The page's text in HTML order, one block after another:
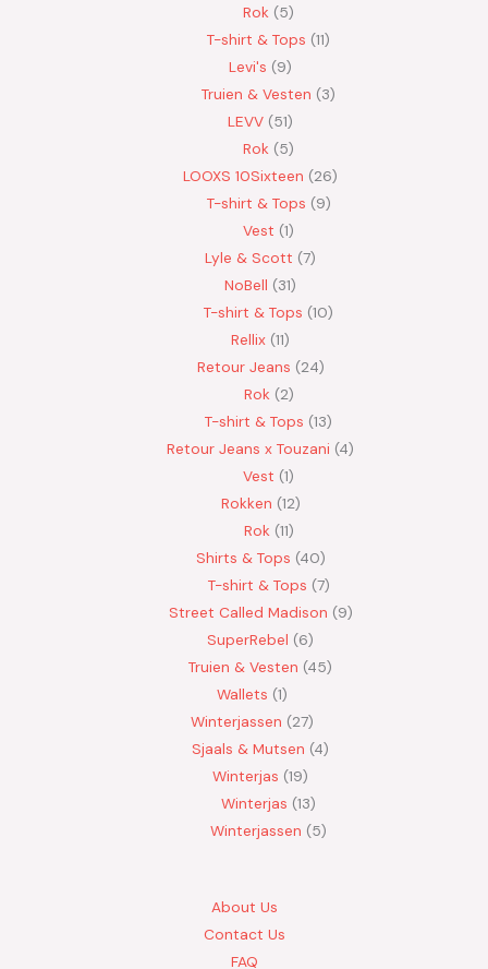
Rok 5
T-shirt & Tops 11
Levi's
9
Truien & Vesten
3
LEVV 51
Rok 5
LOOXS 10Sixteen
26
T-shirt & Tops 9
Vest 1
Lyle & Scott 7
NoBell
31
T-shirt & Tops 10
Rellix 11
Retour Jeans 24
Rok 2
T-shirt & Tops 13
Retour Jeans x Touzani 4
Vest 1
Rokken 12
Rok 11
Shirts & Tops 40
T-shirt & Tops 7
Street Called Madison 9
SuperRebel
6
Truien & Vesten 45
Wallets 1
Winterjassen
27
Sjaals & Mutsen 4
Winterjas 19
Winterjas 13
Winterjassen
5
About Us
Contact Us
FAQ